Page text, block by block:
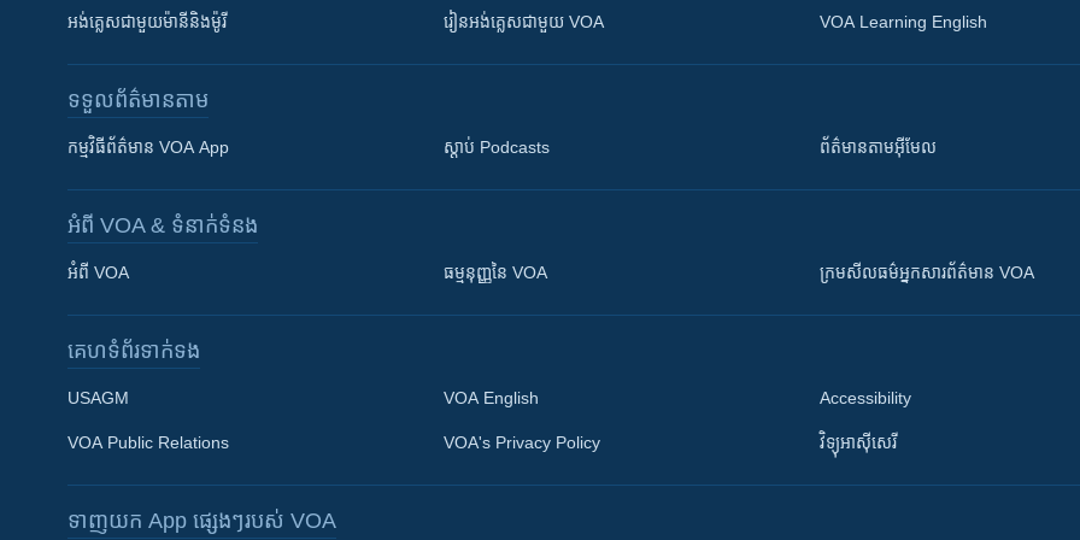
Khmer English
អង់គ្លេស​ជាមួយ​ម៉ានី​និង​ម៉ូរី រៀន​​​​​​អង់គ្លេស​​ជាមួយ VOA VOA Learning English
ទទួល​ព័ត៌មាន​តាម
កម្មវិធី​ព័ត៌មាន VOA App ស្តាប់ Podcasts ព័ត៌មាន​តាម​អ៊ីមែល
អំពី​ VOA & ទំនាក់ទំនង
អំពី​ VOA ធម្មនុញ្ញ​នៃ VOA ក្រម​​​សីលធម៌​​​អ្នក​​​សារព័ត៌មាន VOA
គេហទំព័រ​​ទាក់ទង
USAGM
VOA Public Relations
VOA English
VOA's Privacy Policy
Accessibility
វិទ្យុ​អាស៊ី​សេរី
ទាញយក​ App ផ្សេងៗ​របស់​ VOA